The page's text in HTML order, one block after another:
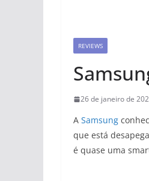
REVIEWS
26 de janeiro de
A Samsung
que está
é quase uma